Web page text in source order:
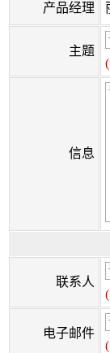
产品经理
主题
信息
联系人
电子邮件